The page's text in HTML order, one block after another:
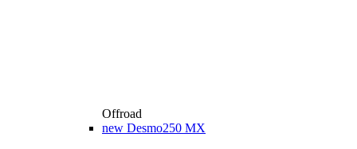
Offroad
new Desmo250 MX